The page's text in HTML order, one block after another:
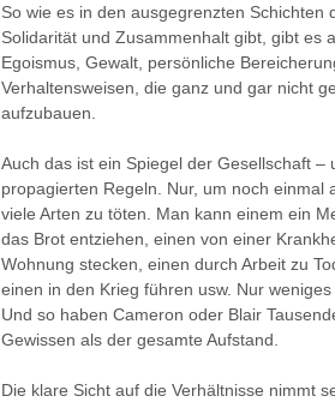
So wie es in den ausgegrenzten Schichten
Solidarität und Zusammenhalt gibt, gibt es
Egoismus, Gewalt, persönliche
Verhaltensweisen, die ganz und gar nicht
aufzubauen.
Auch das ist ein Spiegel der Gesellschaft –
propagierten Regeln. Nur, um noch einmal
viele Arten zu töten. Man kann einem ein
das Brot entziehen, einen von einer
Wohnung stecken, einen durch Arbeit zu
einen in den Krieg führen usw. Nur
Und so haben Cameron oder Blair
Gewissen als der gesamte Aufstand.
Die klare Sicht auf die Verhältnisse nimmt